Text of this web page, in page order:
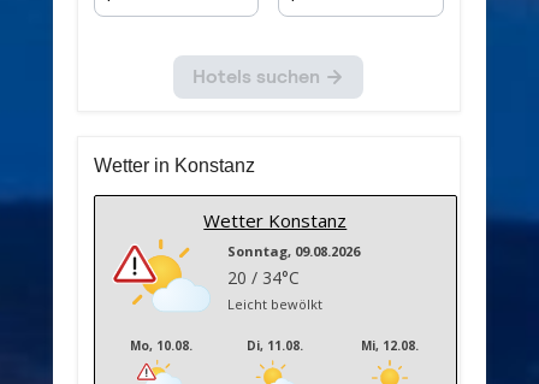
Wetter in Konstanz
Wetter Konstanz
Sonntag, 09.08.2026
20 / 34°C
Leicht bewölkt
Mo, 10.08. Di, 11.08. Mi, 12.08.